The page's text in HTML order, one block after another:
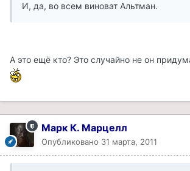
И, да, во всем виноват Альтман.
А это ещё кто? Это случайно не он
Марк К. Марцелл
Опубликовано 31 марта, 2011